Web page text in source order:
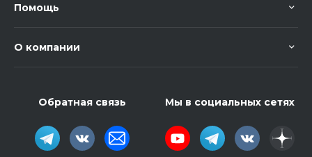
Помощь
О компании
Обратная связь Мы в социальных сетях